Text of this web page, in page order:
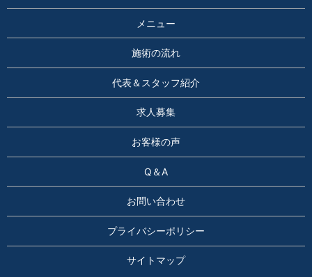
メニュー
施術の流れ
代表＆スタッフ紹介
求人募集
お客様の声
Q＆A
お問い合わせ
プライバシーポリシー
サイトマップ